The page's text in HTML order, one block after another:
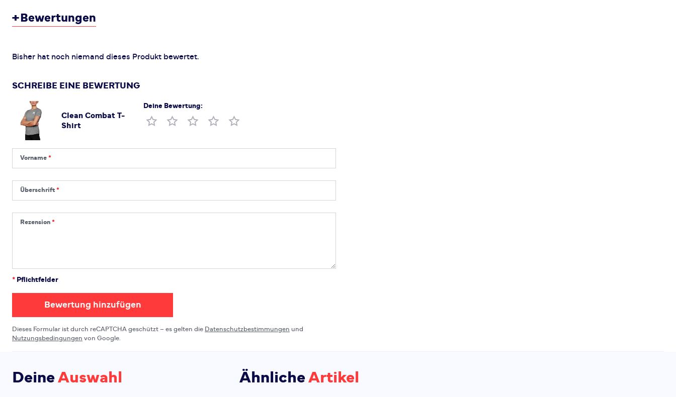
+ Bewertungen
Bisher hat noch niemand dieses Produkt bewertet.
SCHREIBE EINE BEWERTUNG
Clean Combat T-
Shirt
Deine Bewertung:
Produktbewertung
Vorname
Vorname
Überschrift
Überschrift
Rezension
Rezension
* Pflichtfelder
Bewertung hinzufügen
Dieses Formular ist durch reCAPTCHA geschützt – es gelten die Datenschutzbestimmungen und
Nutzungsbedingungen von Google.
DeineAuswahl ÄhnlicheArtikel